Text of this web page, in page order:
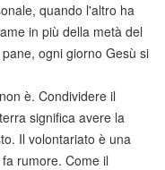
quando l'altro ha
in più della metà del
ogni giorno Gesù si
è. Condividere il
significa avere la
Il volontariato è una
rumore. Come il